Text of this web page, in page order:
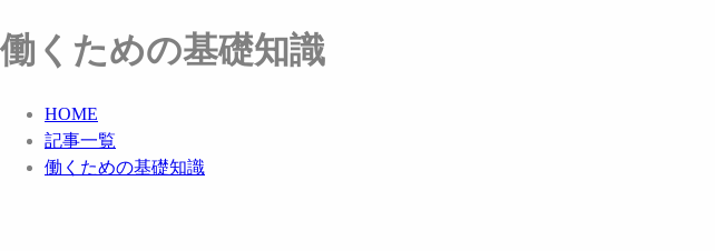
働くための基礎知識
HOME
記事一覧
働くための基礎知識